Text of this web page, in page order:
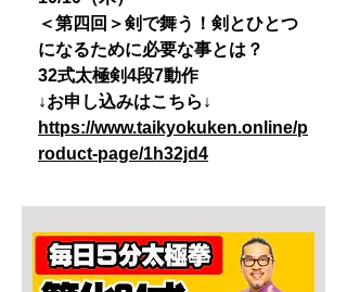
＜第四回＞剣で舞う！剣とひとつ
になるために必要な事とは？
32式太極剣4段7動作
↓お申し込みはこちら↓
https://www.taikyokuken.online/p
roduct-page/1h32jd4